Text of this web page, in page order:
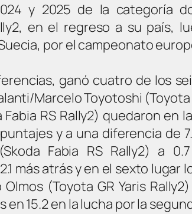
y 2025 de la categoría
en el regreso a su país,
por el campeonato
ganó cuatro de los
Marcelo Toyotoshi (Toyota
RS Rally2) quedaron
y a una diferencia de
Fabia RS Rally2) a
más atrás y en el sexto lugar
(Toyota GR Yaris
15.2 en la lucha por la